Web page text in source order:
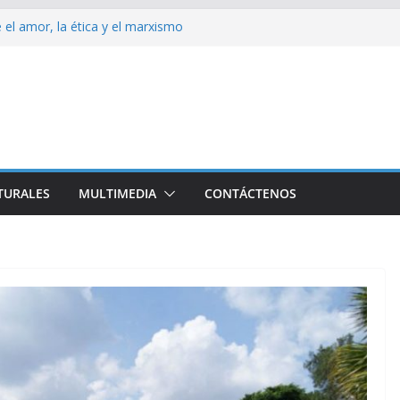
el amor, la ética y el marxismo
consecuencia del bloqueo, denuncia Cuba
del Norte rechazan hostilidad de EEUU
MULTIMEDIA CONTÁCTENOS